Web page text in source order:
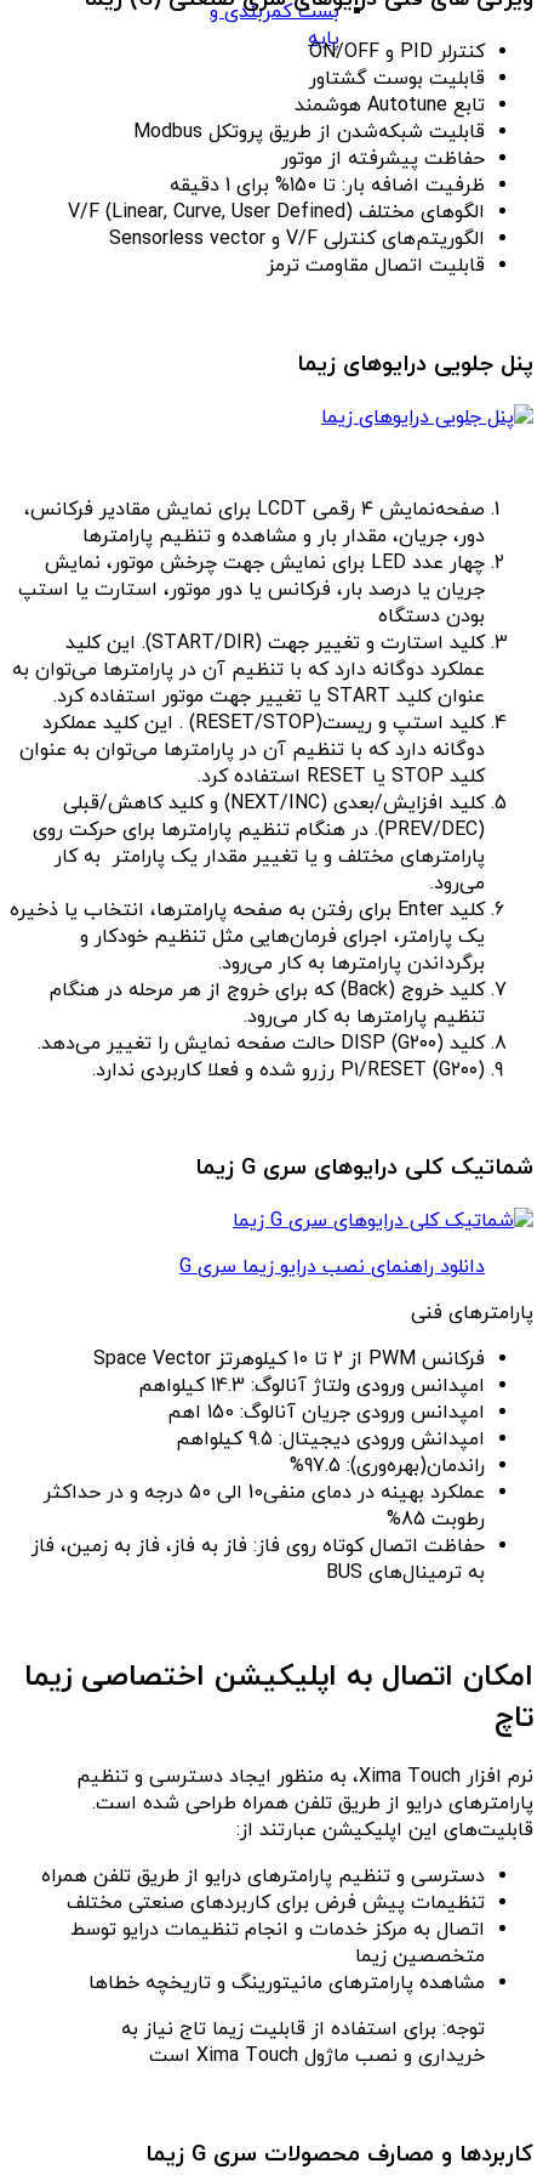
بست کمربندی و
پایه
کنترلر PID و ON/OFF
قابلیت بوست گشتاور
تابع Autotune هوشمند
قابلیت شبکه‌شدن از طریق پروتکل Modbus
حفاظت پیشرفته از موتور
ظرفیت اضافه بار: تا 150% برای 1 دقیقه
الگوهای مختلف V/F (Linear, Curve, User Defined)
الگوریتم‌های کنترلی V/F و Sensorless vector
قابلیت اتصال مقاومت ترمز
پنل جلویی درایوهای زیما
صفحه‌نمایش ۴ رقمی LCDT برای نمایش مقادیر فرکانس،
دور، جریان، مقدار بار و مشاهده و تنظیم پارامترها
چهار عدد LED برای نمایش جهت چرخش موتور، نمایش
جریان یا درصد بار، فرکانس یا دور موتور، استارت یا استپ
بودن دستگاه
کلید استارت و تغییر جهت (START/DIR). این کلید
عملکرد دوگانه دارد که با تنظیم آن در پارامترها می‌توان به
عنوان کلید START یا تغییر جهت موتور استفاده کرد.
کلید استپ و ریست(RESET/STOP) . این کلید عملکرد
دوگانه دارد که با تنظیم آن در پارامترها می‌توان به عنوان
کلید STOP یا RESET استفاده کرد.
کلید افزایش/بعدی (NEXT/INC) و کلید کاهش/قبلی
(PREV/DEC). در هنگام تنظیم پارامترها برای حرکت روی
پارامترهای مختلف و یا تغییر مقدار یک پارامتر به کار
می‌رود.
کلید Enter برای رفتن به صفحه پارامترها، انتخاب یا ذخیره
یک پارامتر، اجرای فرمان‌هایی مثل تنظیم خودکار و
برگرداندن پارامترها به کار می‌رود.
کلید خروج (Back) که برای خروج از هر مرحله در هنگام
تنظیم پارامترها به کار می‌رود.
کلید DISP (G۲۰۰) حالت صفحه نمایش را تغییر می‌دهد.
P۱/RESET (G۲۰۰) رزرو شده و فعلا کاربردی ندارد.
شماتیک کلی درایوهای سری G زیما
دانلود راهنمای نصب درایو زیما سری G
پارامترهای فنی
فرکانس PWM از 2 تا 10 کیلوهرتز Space Vector
امپدانس ورودی ولتاژ آنالوگ: 14.3 کیلواهم
امپدانس ورودی جریان آنالوگ: 150 اهم
امپدانش ورودی دیجیتال: 9.5 کیلواهم
راندمان(بهره‌وری): 97.5%
عملکرد بهینه در دمای منفی10 الی 50 درجه و در حداکثر
رطوبت 85%
حفاظت اتصال کوتاه روی فاز: فاز به فاز، فاز به زمین، فاز
به ترمینال‌های BUS
امکان اتصال به اپلیکیشن اختصاصی زیما
تاچ
نرم افزار Xima Touch، به منظور ایجاد دسترسی و تنظیم
پارامترهای درایو از طریق تلفن همراه طراحی شده است.
قابلیت‌های این اپلیکیشن عبارتند از:
دسترسی و تنظیم پارامترهای درایو از طریق تلفن همراه
تنظیمات پیش فرض برای کاربردهای صنعتی مختلف
اتصال به مرکز خدمات و انجام تنظیمات درایو توسط
متخصصین زیما
مشاهده پارامترهای مانیتورینگ و تاریخچه خطاها
توجه: برای استفاده از قابلیت زیما تاج نیاز به
خریداری و نصب ماژول Xima Touch است
کاربردها و مصارف محصولات سری G زیما